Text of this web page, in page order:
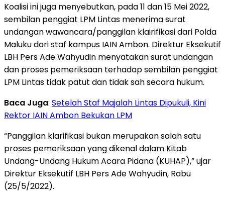
Koalisi ini juga menyebutkan, pada 11 dan 15 Mei 2022,
sembilan penggiat LPM Lintas menerima surat
undangan wawancara/panggilan klairifikasi dari Polda
Maluku dari staf kampus IAIN Ambon. Direktur Eksekutif
LBH Pers Ade Wahyudin menyatakan surat undangan
dan proses pemeriksaan terhadap sembilan penggiat
LPM Lintas tidak patut dan tidak sah secara hukum.
Baca Juga: Setelah Staf Majalah Lintas Dipukuli, Kini
Rektor IAIN Ambon Bekukan LPM
“Panggilan klarifikasi bukan merupakan salah satu
proses pemeriksaan yang dikenal dalam Kitab
Undang-Undang Hukum Acara Pidana (KUHAP),” ujar
Direktur Eksekutif LBH Pers Ade Wahyudin, Rabu
(25/5/2022).